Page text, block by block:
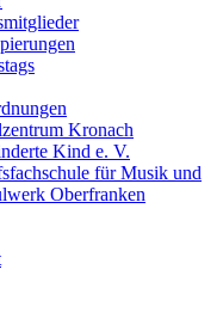
Kronach
Kind e. V.
für Musik und
Oberfranken